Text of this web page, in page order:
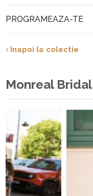
PROGRAMEAZA-TE
Inapoi la colectie
Monreal Bridal